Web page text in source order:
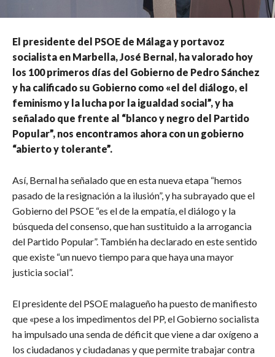
El presidente del PSOE de Málaga y portavoz
socialista en Marbella, José Bernal, ha valorado hoy
los 100 primeros días del Gobierno de Pedro Sánchez
y ha calificado su Gobierno como «el del diálogo, el
feminismo y la lucha por la igualdad social”, y ha
señalado que frente al “blanco y negro del Partido
Popular”, nos encontramos ahora con un gobierno
“abierto y tolerante”.
Así, Bernal ha señalado que en esta nueva etapa “hemos
pasado de la resignación a la ilusión”, y ha subrayado que el
Gobierno del PSOE “es el de la empatía, el diálogo y la
búsqueda del consenso, que han sustituido a la arrogancia
del Partido Popular”. También ha declarado en este sentido
que existe “un nuevo tiempo para que haya una mayor
justicia social”.
El presidente del PSOE malagueño ha puesto de manifiesto
que «pese a los impedimentos del PP, el Gobierno socialista
ha impulsado una senda de déficit que viene a dar oxígeno a
los ciudadanos y ciudadanas y que permite trabajar contra